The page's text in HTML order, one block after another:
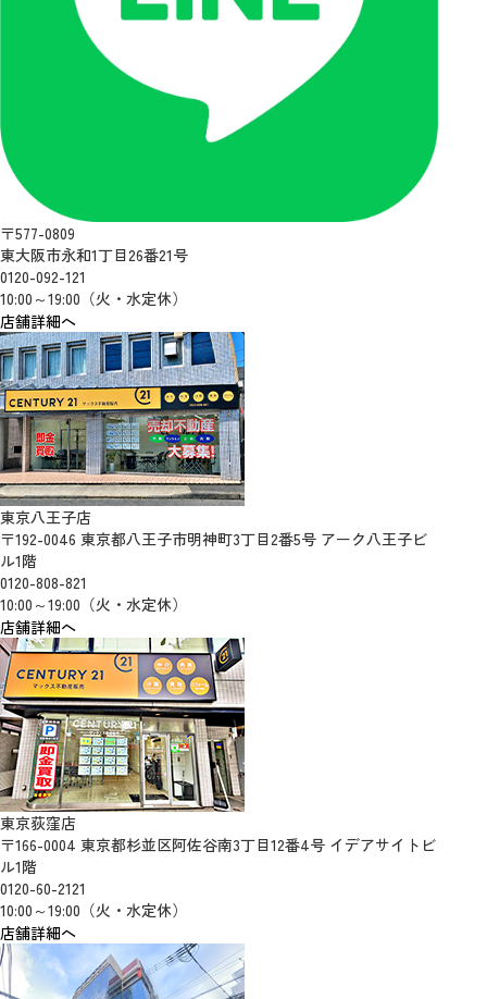
〒577-0809
東大阪市永和1丁目26番21号
0120-092-121
10:00～19:00（火・水定休）
店舗詳細へ
東京八王子店
〒192-0046 東京都八王子市明神町3丁目2番5号 アーク八王子ビ
ル1階
0120-808-821
10:00～19:00（火・水定休）
店舗詳細へ
東京荻窪店
〒166-0004 東京都杉並区阿佐谷南3丁目12番4号 イデアサイトビ
ル1階
0120-60-2121
10:00～19:00（火・水定休）
店舗詳細へ